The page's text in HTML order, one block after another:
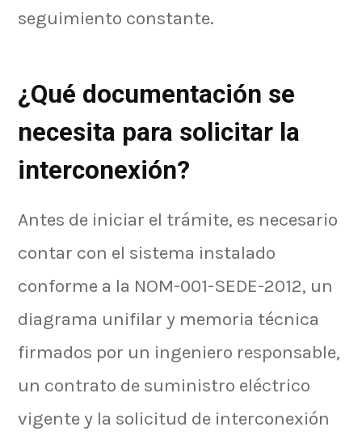
seguimiento constante.
¿Qué documentación se
necesita para solicitar la
interconexión?
Antes de iniciar el trámite, es necesario
contar con el sistema instalado
conforme a la NOM-001-SEDE-2012, un
diagrama unifilar y memoria técnica
firmados por un ingeniero responsable,
un contrato de suministro eléctrico
vigente y la solicitud de interconexión